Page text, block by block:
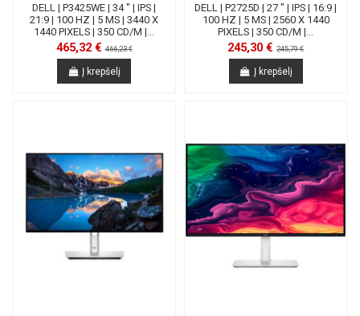
DELL | P3425WE | 34 " | IPS |
21:9 | 100 HZ | 5 MS | 3440 X
1440 PIXELS | 350 CD/M |...
465,32 €466,23 €
Į krepšelį
DELL | P2725D | 27 " | IPS | 16:9 |
100 HZ | 5 MS | 2560 X 1440
PIXELS | 350 CD/M |...
245,30 €245,79 €
Į krepšelį